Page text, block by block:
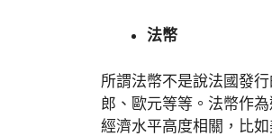
法幣
所謂法幣不是說法國發
郎、歐元等等。法幣作
經濟水平高度相關，比